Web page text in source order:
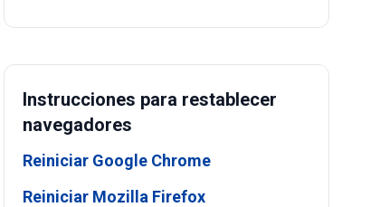
Instrucciones para restablecer
navegadores
Reiniciar Google Chrome
Reiniciar Mozilla Firefox